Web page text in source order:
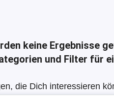
keine Ergebnisse
und Filter für
die Dich interessieren